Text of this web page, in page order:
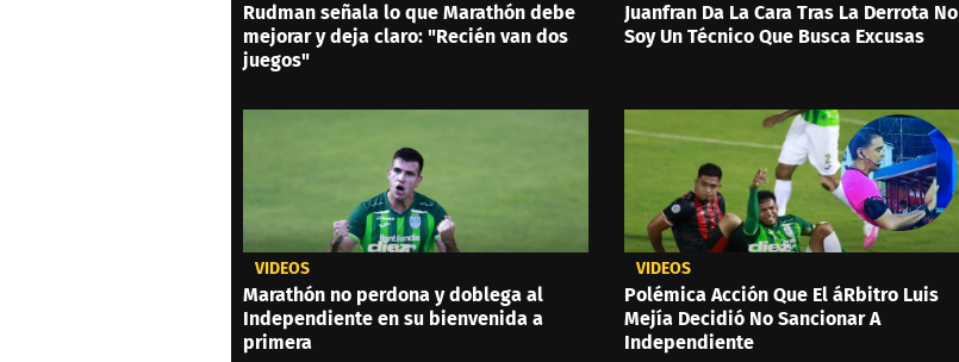
Rudman señala lo que Marathón debe
mejorar y deja claro: "Recién van dos
juegos"
Juanfran Da La Cara Tras La Derrota No
Soy Un Técnico Que Busca Excusas
VIDEOS
Marathón no perdona y doblega al
Independiente en su bienvenida a
primera
VIDEOS
Polémica Acción Que El áRbitro Luis
Mejía Decidió No Sancionar A
Independiente